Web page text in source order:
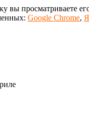
вы просматриваете
Google Chrome,